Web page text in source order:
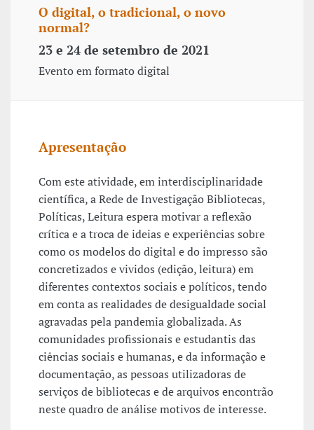
O digital, o tradicional, o novo
normal?
23 e 24 de setembro de 2021
Evento em formato digital
Apresentação
Com este atividade, em interdisciplinaridade
científica, a Rede de Investigação Bibliotecas,
Políticas, Leitura espera motivar a reflexão
crítica e a troca de ideias e experiências sobre
como os modelos do digital e do impresso são
concretizados e vividos (edição, leitura) em
diferentes contextos sociais e políticos, tendo
em conta as realidades de desigualdade social
agravadas pela pandemia globalizada. As
comunidades profissionais e estudantis das
ciências sociais e humanas, e da informação e
documentação, as pessoas utilizadoras de
serviços de bibliotecas e de arquivos encontrão
neste quadro de análise motivos de interesse.